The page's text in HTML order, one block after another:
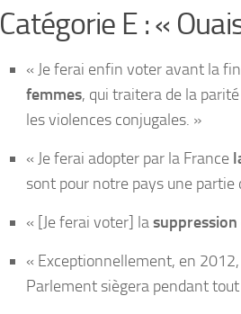
Catégorie E : «
« Je ferai enfin voter avant la
femmes, qui traitera de la
les violences conjugales. »
« Je ferai adopter par la France
sont pour notre pays une
« [Je ferai voter] la
« Exceptionnellement, en 2012,
Parlement siègera pendant tout